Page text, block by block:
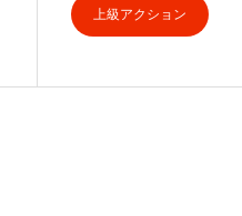
上級アクション